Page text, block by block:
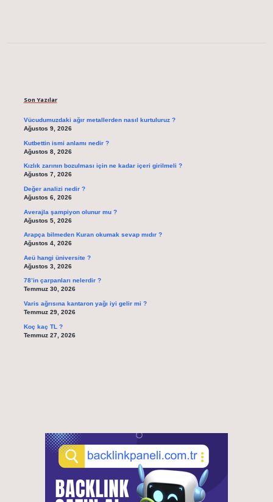
Son Yazılar
Vücudumuzdaki ağır metallerden nasıl kurtuluruz ?
Ağustos 9, 2026
Kutbettin ismi anlamı nedir ?
Ağustos 8, 2026
Kızlık zarının bozulması için ne kadar içeri girilmeli ?
Ağustos 7, 2026
Değer analizi nedir ?
Ağustos 6, 2026
Averajla şampiyon olunur mu ?
Ağustos 5, 2026
Arapça bilmeden Kuran okumak sevap mıdır ?
Ağustos 4, 2026
Aeü hangi üniversite ?
Ağustos 3, 2026
78’in çarpanları nelerdir ?
Temmuz 30, 2026
Varis ağrısına kantaron yağı iyi gelir mi ?
Temmuz 29, 2026
Koç kaç TL ?
Temmuz 27, 2026